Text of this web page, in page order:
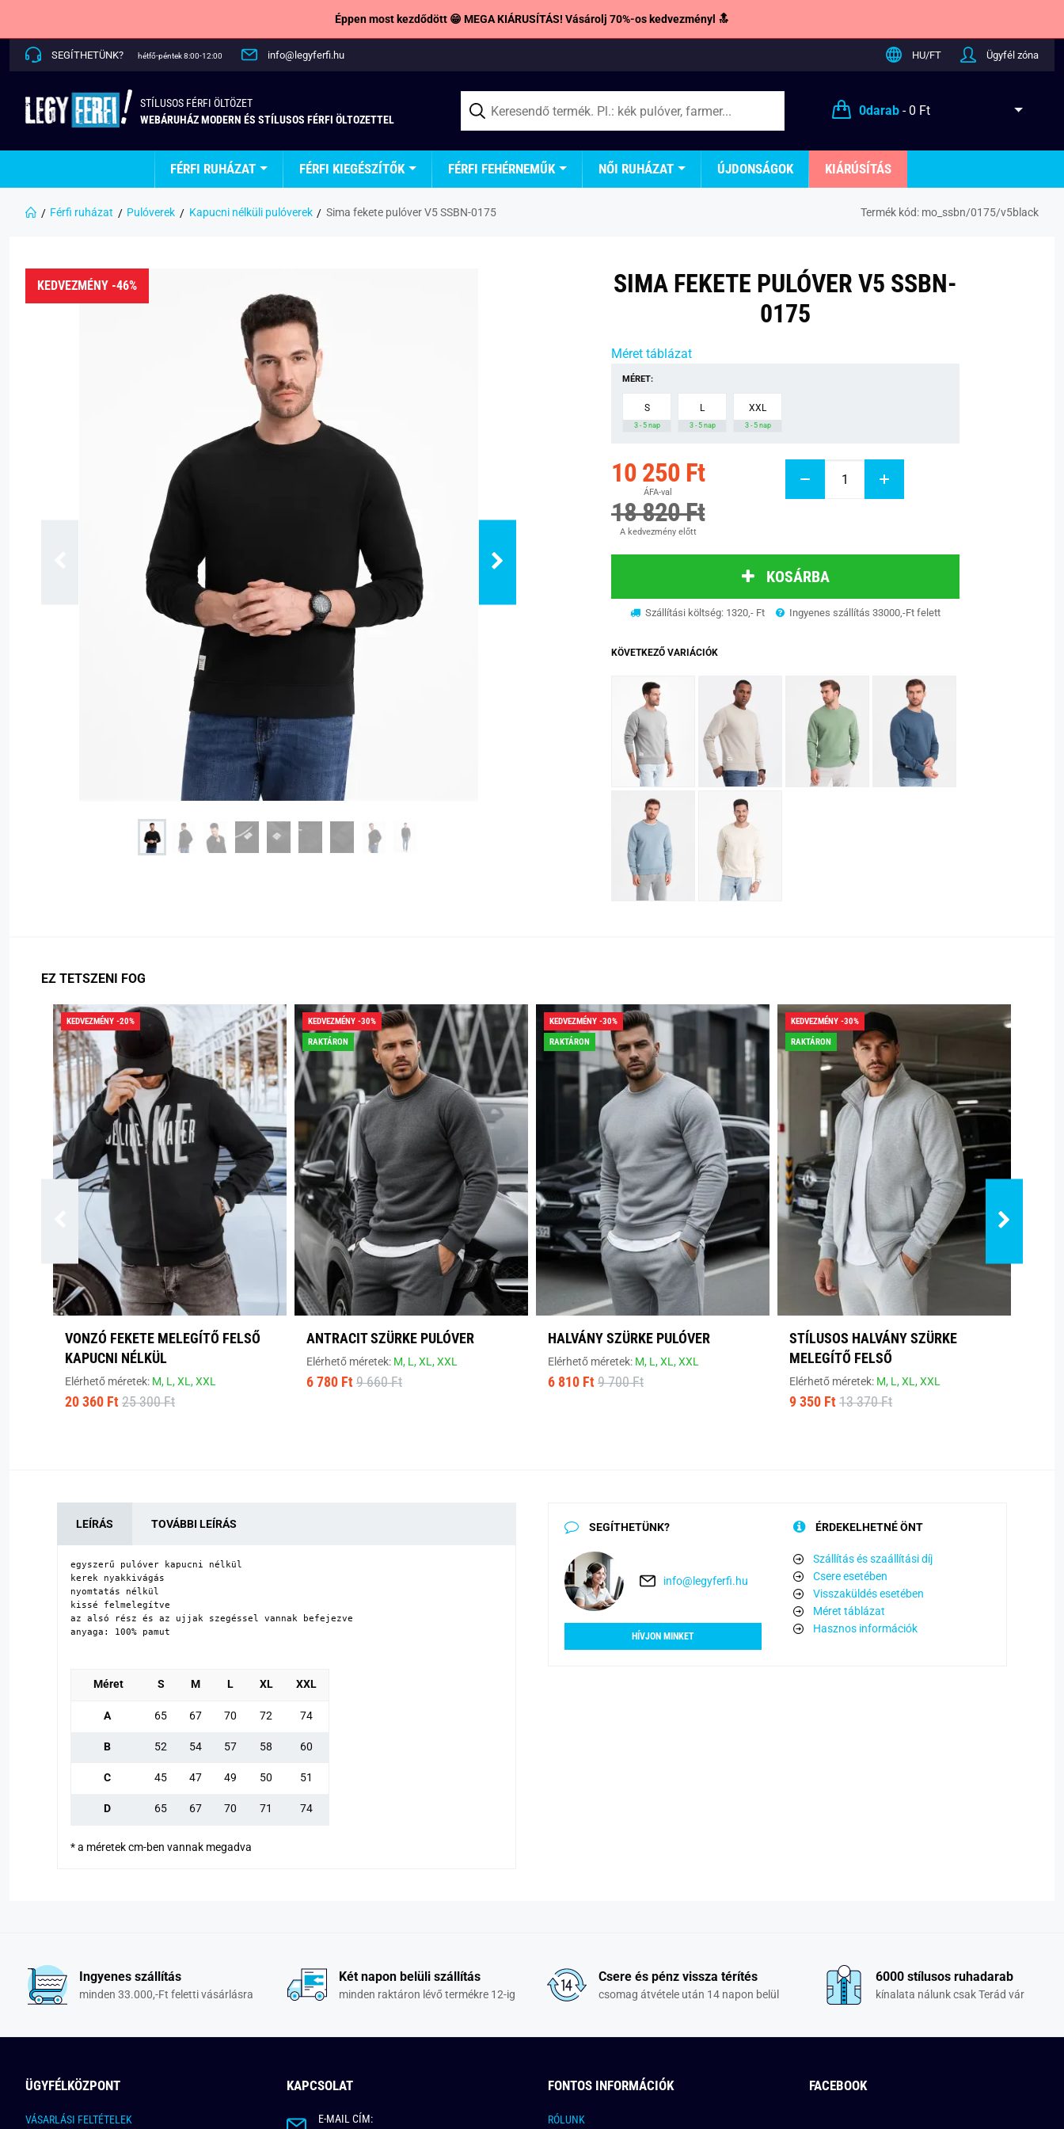
Éppen most kezdődött 😁 MEGA KIÁRUSÍTÁS! Vásárolj 70%-os kedvezményl 🔝
SEGÍTHETÜNK? hétfő-péntek 8:00-12:00 info@legyferfi.hu HU/FT Ügyfél zóna
STÍLUSOS FÉRFI ÖLTÖZET
WEBÁRUHÁZ MODERN ÉS STÍLUSOS FÉRFI ÖLTOZETTEL
0darab- 0 Ft
FÉRFI RUHÁZAT FÉRFI KIEGÉSZÍTŐK FÉRFI FEHÉRNEMŰK NŐI RUHÁZAT ÚJDONSÁGOK KIÁRÚSÍTÁS
Férfi ruházat Pulóverek Kapucni nélküli pulóverek Sima fekete pulóver V5 SSBN-0175 Termék kód: mo_ssbn/0175/v5black
KEDVEZMÉNY -46%
SIMA FEKETE PULÓVER V5 SSBN-
0175
Méret táblázat
MÉRET:
S
3 - 5 nap
L
3 - 5 nap
XXL
3 - 5 nap
10 250 Ft
ÁFA-val
18 820 Ft
A kedvezmény előtt
KOSÁRBA
Szállítási költség: 1320,- Ft Ingyenes szállítás 33000,-Ft felett
KÖVETKEZŐ VARIÁCIÓK
EZ TETSZENI FOG
KEDVEZMÉNY -20%
VONZÓ FEKETE MELEGÍTŐ FELSŐ
KAPUCNI NÉLKÜL
Elérhető méretek: M, L,XL,XXL
20 360 Ft 25 300 Ft
KEDVEZMÉNY -30%
RAKTÁRON
ANTRACIT SZÜRKE PULÓVER
Elérhető méretek: M, L,XL,XXL
6 780 Ft 9 660 Ft
KEDVEZMÉNY -30%
RAKTÁRON
HALVÁNY SZÜRKE PULÓVER
Elérhető méretek: M, L,XL,XXL
6 810 Ft 9 700 Ft
KEDVEZMÉNY -30%
RAKTÁRON
STÍLUSOS HALVÁNY SZÜRKE
MELEGÍTŐ FELSŐ
Elérhető méretek: M, L,XL,XXL
9 350 Ft 13 370 Ft
LEÍRÁS TOVÁBBI LEÍRÁS
egyszerű pulóver kapucni nélkül
kerek nyakkivágás
nyomtatás nélkül
kissé felmelegítve
az alsó rész és az ujjak szegéssel vannak befejezve
anyaga: 100% pamut
Méret S M L XL XXL
A 65 67 70 72 74
B 52 54 57 58 60
C 45 47 49 50 51
D 65 67 70 71 74
* a méretek cm-ben vannak megadva
SEGÍTHETÜNK?
info@legyferfi.hu
HÍVJON MINKET
ÉRDEKELHETNÉ ÖNT
Szállítás és szaállítási díj
Csere esetében
Visszaküldés esetében
Méret táblázat
Hasznos információk
Ingyenes szállítás
minden 33.000,-Ft feletti vásárlásra
Két napon belüli szállítás
minden raktáron lévő termékre 12-ig
Csere és pénz vissza térítés
csomag átvétele után 14 napon belül
6000 stílusos ruhadarab
kínalata nálunk csak Terád vár
ÜGYFÉLKÖZPONT
VÁSARLÁSI FELTÉTELEK
KAPCSOLAT
E-MAIL CÍM:
FONTOS INFORMÁCIÓK
RÓLUNK
FACEBOOK